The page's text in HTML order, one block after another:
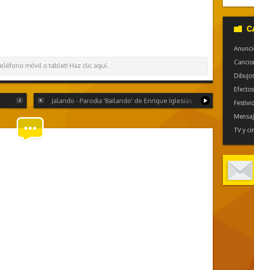
móvil o tablet! Haz clic aquí.
Jalando - Parodia 'Bailando' de Enrique Iglesias
TV y